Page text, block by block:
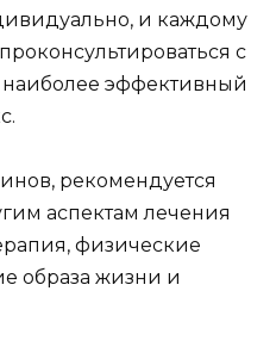
и каждому
с
наиболее эффективный
рекомендуется
аспектам лечения
физические
образа жизни и